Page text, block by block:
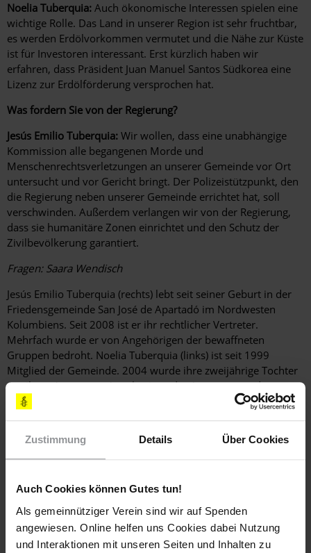
Zustimmung Details Über Cookies
Auch Cookies können Gutes tun!
Als gemeinnütziger Verein sind wir auf Spenden
angewiesen. Online helfen uns Cookies dabei Nutzung
und Interaktionen mit unseren Seiten und Inhalten zu
Noelia Tuberquia: Auch ökonomische Interessen spielen eine
wichtige Rolle. Das Land in unserer Region ist sehr fruchtbar,
es werden Erdölvorkommen vermutet und die Nähe zur Küste
ist für Investoren interessant. Erst kürzlich haben wir
erfahren, dass Präsident Juan Manuel Santos Südkorea eine
Lizenz zur Erdölförderung versprochen hat.
Was fordern Sie von der Regierung?
Jesús Emilio Tuberquia: Wir wollen, dass eine unabhängige
Kommission alle begangenen Morde und
Menschenrechtsverletzungen an unserer Gemeinde vor Ort
untersucht und vor Gericht bringt. Der Polizeistützpunkt, den
die Regierung neben unserer Gemeinde errichtet hat, soll
verschwinden. Außerdem verlangen wir von der Regierung,
dass sie humanitäre Zonen einrichtet und den Schutz der
Zivilbevölkerung garantiert.
Fragen: Saara Wendisch
Jesús Emilio Tuberquia (rechts) lebt seit seiner Geburt in der
Friedensgemeinde San José de Apartadó im Nordwesten
Kolumbiens. Seit 2008 ist er ihr ­rechtlicher Vertreter.
Mehrfach wurde er von ­Angehörigen der ­bewaffneten
Gruppen bedroht. Noelia Tuberquia (links) ist seit 1999
Mitglied der ­Gemeinde. 2004 wurde ihre zweijährige Tochter
vor ­ihren Augen von Angehörigen der Armee ermordet.
Weitere Informationen
Länder
Kolumbien